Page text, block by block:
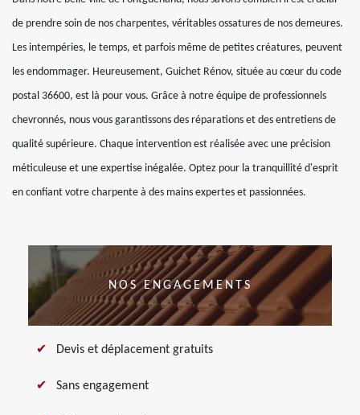
de prendre soin de nos charpentes, véritables ossatures de nos demeures.
Les intempéries, le temps, et parfois même de petites créatures, peuvent
les endommager. Heureusement, Guichet Rénov, située au cœur du code
postal 36600, est là pour vous. Grâce à notre équipe de professionnels
chevronnés, nous vous garantissons des réparations et des entretiens de
qualité supérieure. Chaque intervention est réalisée avec une précision
méticuleuse et une expertise inégalée. Optez pour la tranquillité d'esprit
en confiant votre charpente à des mains expertes et passionnées.
NOS ENGAGEMENTS
Devis et déplacement gratuits
Sans engagement